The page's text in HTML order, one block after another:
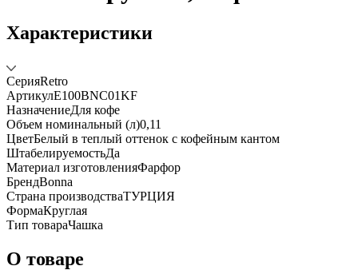
Характеристики
СерияRetro
АртикулE100BNC01KF
НазначениеДля кофе
Объем номинальный (л)0,11
ЦветБелый в теплый оттенок с кофейным кантом
ШтабелируемостьДа
Материал изготовленияФарфор
БрендBonna
Страна производстваТУРЦИЯ
ФормаКруглая
Тип товараЧашка
О товаре